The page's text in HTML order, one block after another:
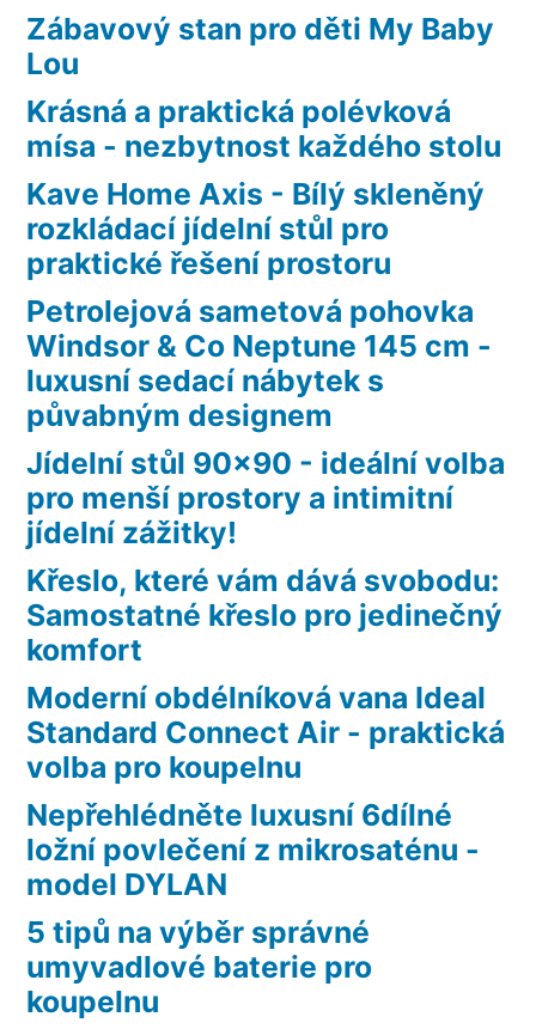
Zábavový stan pro děti My Baby
Lou
Krásná a praktická polévková
mísa - nezbytnost každého stolu
Kave Home Axis - Bílý skleněný
rozkládací jídelní stůl pro
praktické řešení prostoru
Petrolejová sametová pohovka
Windsor & Co Neptune 145 cm -
luxusní sedací nábytek s
půvabným designem
Jídelní stůl 90×90 - ideální volba
pro menší prostory a intimitní
jídelní zážitky!
Křeslo, které vám dává svobodu:
Samostatné křeslo pro jedinečný
komfort
Moderní obdélníková vana Ideal
Standard Connect Air - praktická
volba pro koupelnu
Nepřehlédněte luxusní 6dílné
ložní povlečení z mikrosaténu -
model DYLAN
5 tipů na výběr správné
umyvadlové baterie pro
koupelnu